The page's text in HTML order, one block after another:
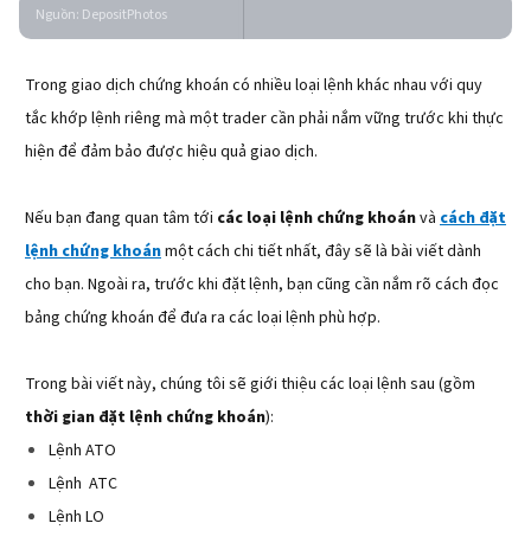
Nguồn: DepositPhotos
Trong giao dịch chứng khoán có nhiều loại lệnh khác nhau với quy
tắc khớp lệnh riêng mà một trader cần phải nắm vững trước khi thực
hiện để đảm bảo được hiệu quả giao dịch.
Nếu bạn đang quan tâm tới các loại lệnh chứng khoánvà cách đặt
lệnh chứng khoánmột cách chi tiết nhất, đây sẽ là bài viết dành
cho bạn. Ngoài ra, trước khi đặt lệnh, bạn cũng cần nắm rõ cách đọc
bảng chứng khoán để đưa ra các loại lệnh phù hợp.
Trong bài viết này, chúng tôi sẽ giới thiệu các loại lệnh sau (gồm
thời gian đặt lệnh chứng khoán):
Lệnh ATO
Lệnh ATC
Lệnh LO